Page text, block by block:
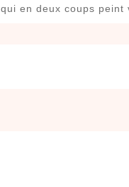
en deux coups peint